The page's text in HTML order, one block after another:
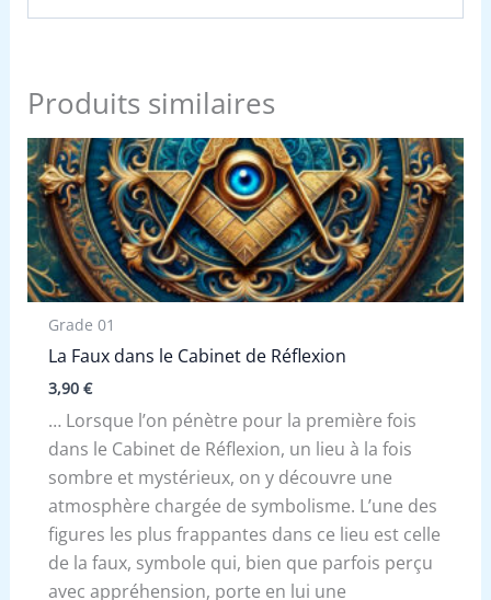
Produits similaires
Grade 01
La Faux dans le Cabinet de Réflexion
3,90 €
… Lorsque l’on pénètre pour la première fois
dans le Cabinet de Réflexion, un lieu à la fois
sombre et mystérieux, on y découvre une
atmosphère chargée de symbolisme. L’une des
figures les plus frappantes dans ce lieu est celle
de la faux, symbole qui, bien que parfois perçu
avec appréhension, porte en lui une